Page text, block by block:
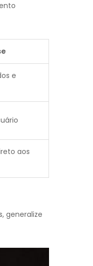
e
aos
generalize